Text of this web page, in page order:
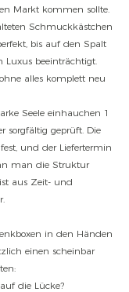
Markt kommen sollte.
Schmuckkästchen
bis auf den Spalt
Luxus beeinträchtigt.
alles komplett neu
sorgfältig geprüft. Die
und der Liefertermin
man die Struktur
aus Zeit- und
in den Händen
einen scheinbar
die Lücke?